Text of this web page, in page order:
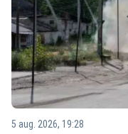
5 aug. 2026, 19:28